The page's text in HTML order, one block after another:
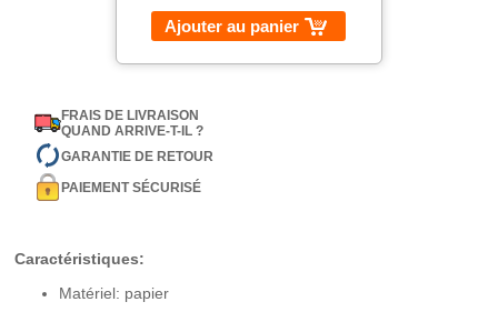
Ajouter au panier
FRAIS DE LIVRAISON
QUAND ARRIVE-T-IL ?
GARANTIE DE RETOUR
PAIEMENT SÉCURISÉ
Caractéristiques:
Matériel: papier